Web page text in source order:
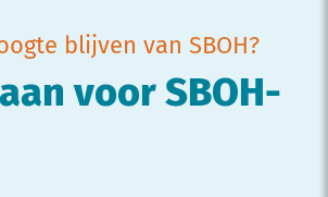
blijven van SBOH?
voor SBOH-